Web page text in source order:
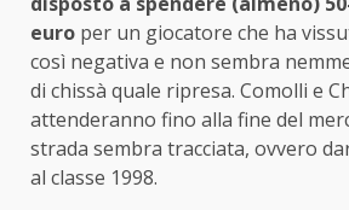
euro per un giocatore che ha
così negativa e non sembra
di chissà quale ripresa. Comolli e
attenderanno fino alla fine del
strada sembra tracciata, ovvero
al classe 1998.